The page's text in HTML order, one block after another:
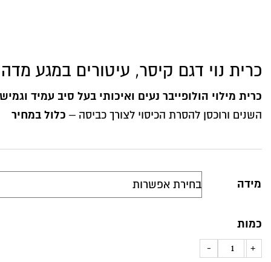
כרית נוי דגם קיסר, עיטורים במגע
כרית מילוי הולופייבר נעים ואיכותי בעל סיב עמיד וגמיש
השנים ורוכסן להסרת הכיסוי לצורך כביסה – כלול במחיר
מידה
כמות
+
כמות
-